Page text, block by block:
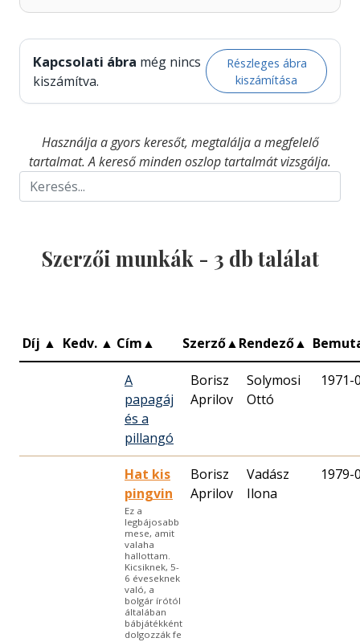
Kapcsolati ábra még nincs
kiszámítva.
Részleges ábra
kiszámítása
Használja a gyors keresőt, megtalálja a megfelelő
tartalmat. A kereső minden oszlop tartalmát vizsgálja.
Szerzői munkák - 3 db találat
Díj ▲ Kedv. ▲ Cím▲ Szerző▲Rendező▲
A
papagáj
és a
pillangó
Borisz
Aprilov
Solymosi
Ottó
1971-
Hat kis
pingvin
Ez a
legbájosabb
mese, amit
valaha
hallottam.
Kicsiknek, 5-
6 éveseknek
való, a
bolgár írótól
általában
bábjátékként
dolgozzák fe
Borisz
Aprilov
Vadász
Ilona
1979-